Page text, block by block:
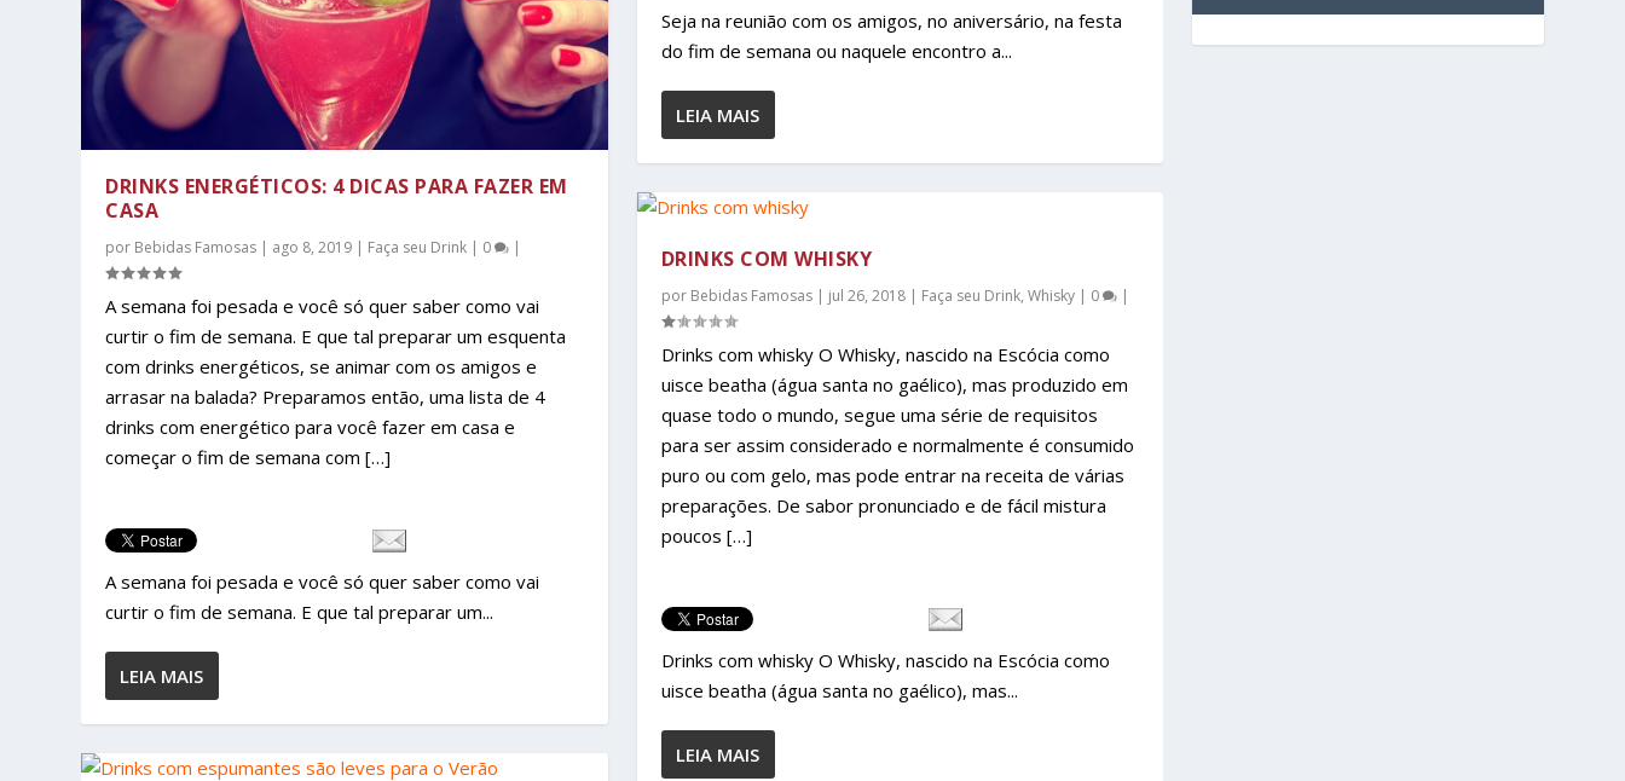
DRINKS ENERGÉTICOS: 4 DICAS PARA FAZER EM
CASA
por Bebidas Famosas | ago 8, 2019 | Faça seu Drink | 0 |
A semana foi pesada e você só quer saber como vai
curtir o fim de semana. E que tal preparar um esquenta
com drinks energéticos, se animar com os amigos e
arrasar na balada? Preparamos então, uma lista de 4
drinks com energético para você fazer em casa e
começar o fim de semana com […]
A semana foi pesada e você só quer saber como vai
curtir o fim de semana. E que tal preparar um...
LEIA MAIS
Seja na reunião com os amigos, no aniversário, na festa
do fim de semana ou naquele encontro a...
LEIA MAIS
DRINKS COM WHISKY
por Bebidas Famosas| jul 26, 2018| Faça seu Drink, Whisky| 0 |
Drinks com whisky O Whisky, nascido na Escócia como
uisce beatha (água santa no gaélico), mas produzido em
quase todo o mundo, segue uma série de requisitos
para ser assim considerado e normalmente é consumido
puro ou com gelo, mas pode entrar na receita de várias
preparações. De sabor pronunciado e de fácil mistura
poucos […]
Drinks com whisky O Whisky, nascido na Escócia como
uisce beatha (água santa no gaélico), mas...
LEIA MAIS